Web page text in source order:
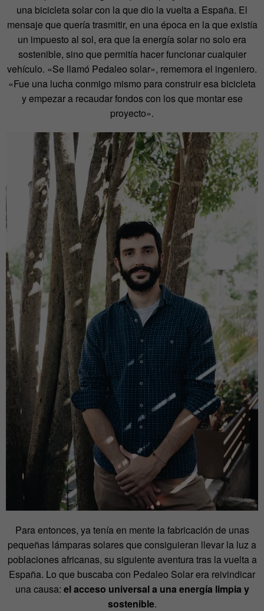
una bicicleta solar con la que dio la vuelta a España. El
mensaje que quería trasmitir, en una época en la que existía
un impuesto al sol, era que la energía solar no solo era
sostenible, sino que permitía hacer funcionar cualquier
vehículo. «Se llamó Pedaleo solar», rememora el ingeniero.
«Fue una lucha conmigo mismo para construir esa bicicleta
y empezar a recaudar fondos con los que montar ese
proyecto».
Para entonces, ya tenía en mente la fabricación de unas
pequeñas lámparas solares que consiguieran llevar la luz a
poblaciones africanas, su siguiente aventura tras la vuelta a
España. Lo que buscaba con Pedaleo Solar era reivindicar
una causa: el acceso universal a una energía limpia y
sostenible.